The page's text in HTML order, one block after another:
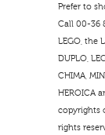
Prefer to
Call 00-36
LEGO, the
DUPLO,
CHIMA,
HEROICA
copyrights
rights